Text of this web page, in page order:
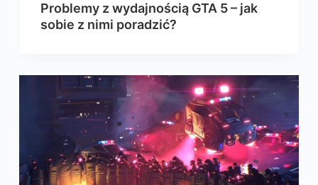
Problemy z wydajnością GTA 5 – jak
sobie z nimi poradzić?